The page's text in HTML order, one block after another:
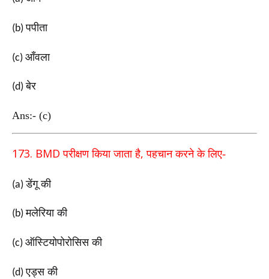
(b)पपीता
(c) आँवला
(d)बेर
Ans:- (c)
173. BMDपरीक्षण किया जाता है,पहचान करने के लिए-
(a)डेंगू की
(b)मलेरिया की
(c) ऑस्टियोपोरोसिस की
(d)एड्स की